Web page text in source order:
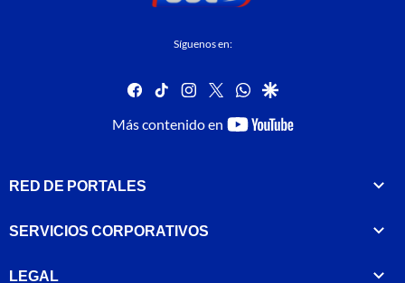
Síguenos en:
facebook
tiktok instagram
twitterwhatsapp
google
Más contenido en
youtube-
RED DE PORTALES
SERVICIOS CORPORATIVOS
LEGAL